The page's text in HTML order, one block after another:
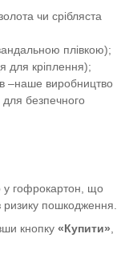
чи срібляста
плівкою);
для кріплення);
–наше виробництво
для безпечного
у гофрокартон, що
ризику пошкодження.
кнопку «Купити»